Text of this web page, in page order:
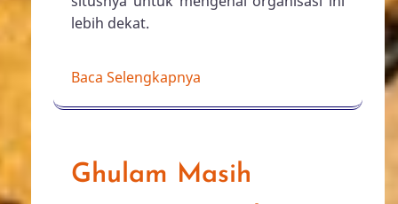
yang beranggotakan orang-orang
terlatih untuk menghubungi orang-
telepon. Melalui kerja sama dengan 75
mereka dalam melayani Tuhan dan
mendapatkan kesempatan untuk